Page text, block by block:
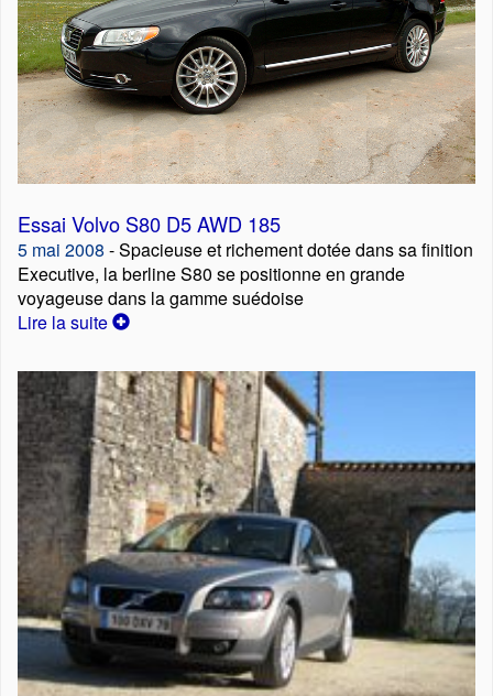
Essai Volvo S80 D5 AWD 185
5 mai 2008 - Spacieuse et richement dotée dans sa finition
Executive, la berline S80 se positionne en grande
voyageuse dans la gamme suédoise
Lire la suite